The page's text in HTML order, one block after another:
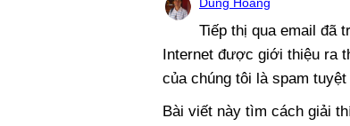
Tiếp thị qua email đã
Internet được giới thiệu ra
của chúng tôi là spam
Bài viết này tìm cách giải